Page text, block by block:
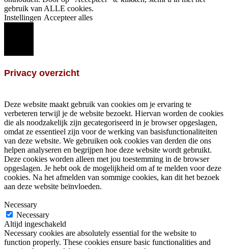
gebruik van ALLE cookies.
Instellingen Accepteer alles
Privacy overzicht
Deze website maakt gebruik van cookies om je ervaring te
verbeteren terwijl je de website bezoekt. Hiervan worden de cookies
die als noodzakelijk zijn gecategoriseerd in je browser opgeslagen,
omdat ze essentieel zijn voor de werking van basisfunctionaliteiten
van deze website. We gebruiken ook cookies van derden die ons
helpen analyseren en begrijpen hoe deze website wordt gebruikt.
Deze cookies worden alleen met jou toestemming in de browser
opgeslagen. Je hebt ook de mogelijkheid om af te melden voor deze
cookies. Na het afmelden van sommige cookies, kan dit het bezoek
aan deze website beïnvloeden.
Necessary
Necessary
Altijd ingeschakeld
Necessary cookies are absolutely essential for the website to
function properly. These cookies ensure basic functionalities and